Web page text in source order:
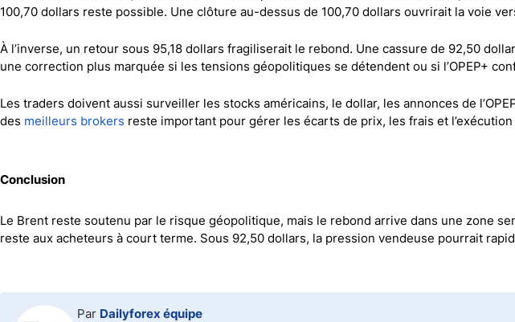
100,70 dollars reste possible. Une clôture au-dessus de 100,70 dollars ouvrirait la voie
À l’inverse, un retour sous 95,18 dollars fragiliserait le rebond. Une cassure de 92,50
une correction plus marquée si les tensions géopolitiques se détendent ou si l’OPEP+
Les traders doivent aussi surveiller les stocks américains, le dollar, les annonces de
des meilleurs brokers reste important pour gérer les écarts de prix, les frais et
Conclusion
Le Brent reste soutenu par le risque géopolitique, mais le rebond arrive dans une zone
reste aux acheteurs à court terme. Sous 92,50 dollars, la pression vendeuse pourrait
Par Dailyforex équipe